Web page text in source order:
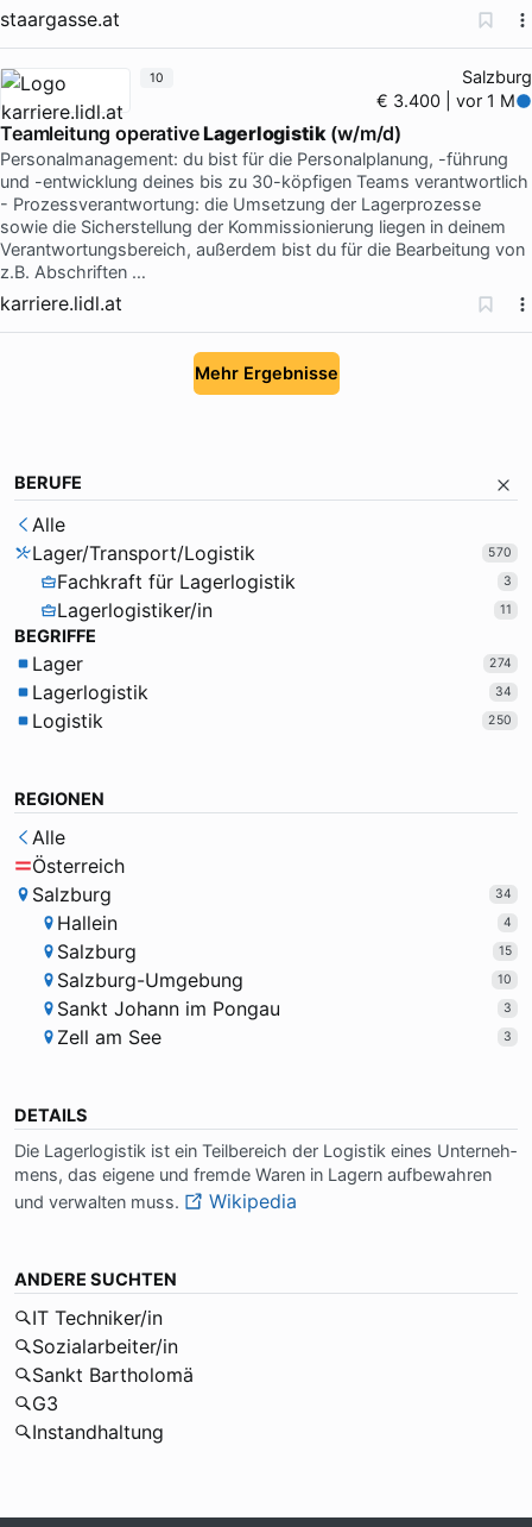
staargasse.at
Salzburg
€ 3.400 | vor 1 M
Teamleitung operativeLagerlogistik (w/m/d)
Personalmanagement: du bist für die Personalplanung, -führung
und -entwicklung deines bis zu 30-köpfigen Teams verantwortlich
- Prozessverantwortung: die Umsetzung der Lagerprozesse
sowie die Sicherstellung der Kommissionierung liegen in deinem
Verantwortungsbereich, außerdem bist du für die Bearbeitung von
z.B. Abschriften …
karriere.lidl.at
10
Mehr Ergebnisse
BERUFE
Alle
Lager/Transport/Logistik
570
Fachkraft für Lagerlogistik 3
Lagerlogistiker/in 11
BEGRIFFE
Lager 274
Lagerlogistik 34
Logistik 250
REGIONEN
Alle
Österreich
Salzburg
34
Hallein 4
Salzburg 15
Salzburg-Umgebung 10
Sankt Johann im Pongau 3
Zell am See 3
DETAILS
Die La­ger­lo­gi­stik ist ein Teil­be­reich der Lo­gi­stik ei­nes Un­ter­neh­
mens, das ei­ge­ne und frem­de Wa­ren in La­gern auf­be­wah­ren
und ver­wal­ten muss.
Wikipedia
ANDERE SUCHTEN
IT Techniker/in
Sozialarbeiter/in
Sankt Bartholomä
G3
Instandhaltung